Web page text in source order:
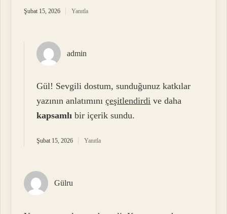
Şubat 15, 2026 Yanıtla
admin
Gül! Sevgili dostum, sunduğunuz katkılar
yazının anlatımınıçeşitlendirdi ve daha
kapsamlı bir içerik sundu.
Şubat 15, 2026 Yanıtla
Gülru